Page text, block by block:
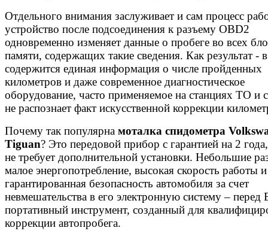
Отдельного внимания заслуживает и сам процесс
устройство после подсоединения к разъему OBD2
одновременно изменяет данные о пробеге во всех
памяти, содержащих такие сведения. Как результат -
содержится единая информация о числе пройденных
километров и даже современное диагностическое
оборудование, часто применяемое на станциях ТО и
не распознает факт искусственной коррекции
Почему так популярна моталка спидометра
Tiguan? Это передовой прибор с гарантией на 2
не требует дополнительной установки. Небольшие
малое энергопотребление, высокая скорость работы и
гарантированная безопасность автомобиля за счет
невмешательства в его электронную систему – перед
портативный инструмент, созданный для
коррекции автопробега.